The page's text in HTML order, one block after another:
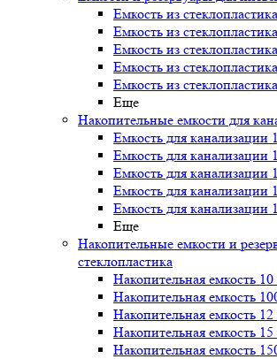
Емкость из
Емкость из
Емкость из
Емкость из
Емкость из
Еще
Накопительные емкости для
Емкость для канализации
Емкость для канализации
Емкость для канализации
Емкость для канализации
Емкость для канализации
Еще
Накопительные емкости и
стеклопластика
Накопительная емкость
Накопительная емкость
Накопительная емкость
Накопительная емкость
Накопительная емкость